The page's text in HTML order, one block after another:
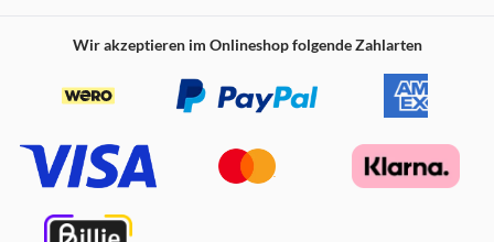
Wir akzeptieren im Onlineshop folgende Zahlarten